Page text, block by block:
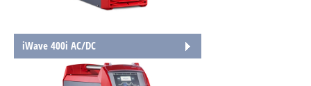
iWave 400i AC/DC